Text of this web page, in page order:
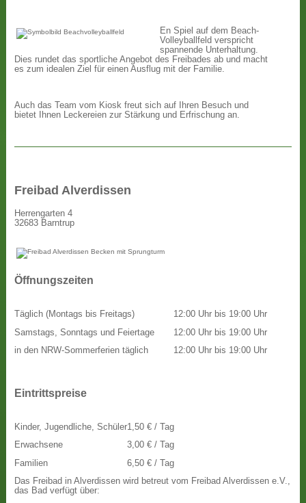
En Spiel auf dem Beach-
Volleyballfeld verspricht
spannende Unterhaltung.
Dies rundet das sportliche Angebot des Freibades ab und macht
es zum idealen Ziel für einen Ausflug mit der Familie.
Auch das Team vom Kiosk freut sich auf Ihren Besuch und
bietet Ihnen Leckereien zur Stärkung und Erfrischung an.
Freibad Alverdissen
Herrengarten 4
32683 Barntrup
Öffnungszeiten
Täglich (Montags bis Freitags)
Samstags, Sonntags und Feiertage
in den NRW-Sommerferien täglich
12:00 Uhr bis 19:00 Uhr
12:00 Uhr bis 19:00 Uhr
12:00 Uhr bis 19:00 Uhr
Eintrittspreise
Kinder, Jugendliche, Schüler
Erwachsene
Familien
1,50 € / Tag
3,00 € / Tag
6,50 € / Tag
Das Freibad in Alverdissen wird betreut vom Freibad Alverdissen e.V.,
das Bad verfügt über: